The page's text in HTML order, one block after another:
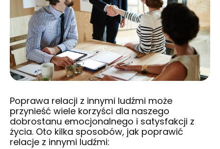
Poprawa relacji z innymi ludźmi może
przynieść wiele korzyści dla naszego
dobrostanu emocjonalnego i satysfakcji z
życia. Oto kilka sposobów, jak poprawić
relacje z innymi ludźmi: